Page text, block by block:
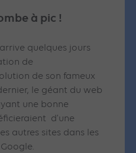
à pic !
quelques jours
de
de son fameux
le géant du web
une bonne
d’une
autres sites dans les